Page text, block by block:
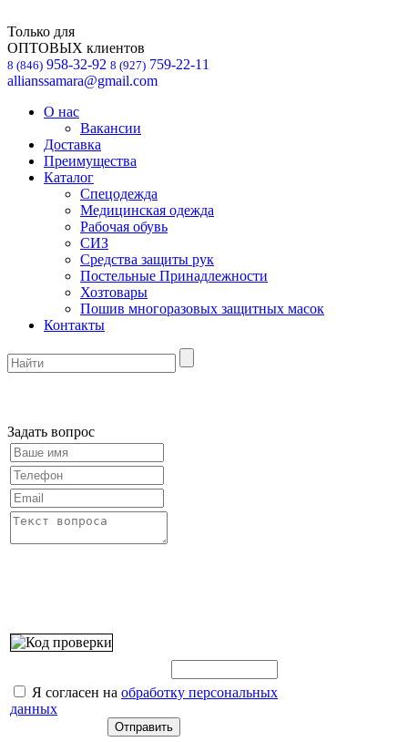
Только для
ОПТОВЫХ клиентов
8 (846) 958-32-92 8 (927) 759-22-11
allianssamara@gmail.com
О нас
Вакансии
Доставка
Преимущества
Каталог
Спецодежда
Медицинская одежда
Рабочая обувь
СИЗ
Средства защиты рук
Постельные Принадлежности
Хозтовары
Пошив многоразовых защитных масок
Контакты
Задать вопрос
Я согласен на обработку персональных
данных